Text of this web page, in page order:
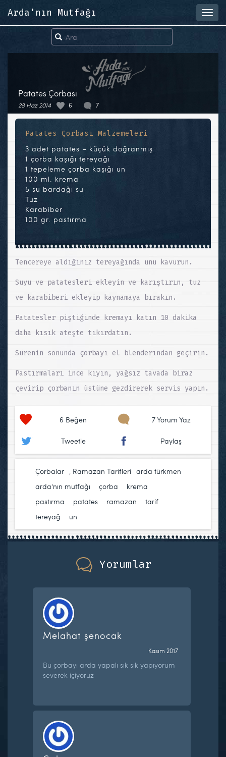
Arda'nın Mutfağı
Patates Çorbası
28 Haz 2014 6 7
Patates Çorbası Malzemeleri
3 adet patates – küçük doğranmış
1 çorba kaşığı tereyağı
1 tepeleme çorba kaşığı un
100 ml. krema
5 su bardağı su
Tuz
Karabiber
100 gr. pastırma
Tencereye aldığınız tereyağında unu kavurun.
Suyu ve patatesleri ekleyin ve karıştırın, tuz
ve karabiberi ekleyip kaynamaya bırakın.
Patatesler piştiğinde kremayı katın 10 dakika
daha kısık ateşte tıkırdatın.
Sürenin sonunda çorbayı el blenderından geçirin.
Pastırmaları ince kıyın, yağsız tavada biraz
çevirip çorbanın üstüne gezdirerek servis yapın.
6 Beğen 7 Yorum Yaz
Tweetle Paylaş
Çorbalar , Ramazan Tarifleri arda türkmen
arda'nın mutfağı
çorba krema
pastırma
patates ramazan tarif
tereyağ
un
Yorumlar
Melahat şenocak
Kasım 2017
Bu çorbayı arda yapalı sık sık yapıyorum
severek içiyoruz